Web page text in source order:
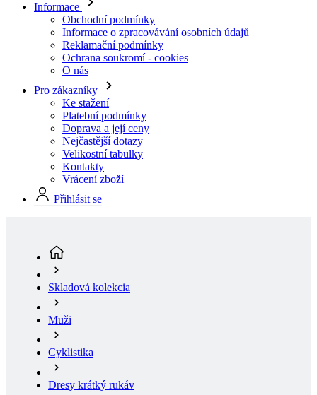
Informace
Obchodní podmínky
Informace o zpracovávání osobních údajů
Reklamační podmínky
Ochrana soukromí - cookies
O nás
Pro zákazníky
Ke stažení
Platební podmínky
Doprava a její ceny
Nejčastější dotazy
Velikostní tabulky
Kontakty
Vrácení zboží
Přihlásit se
Skladová kolekcia
Muži
Cyklistika
Dresy krátký rukáv